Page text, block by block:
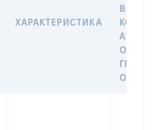
ХАРАКТЕРИСТИКА
АБО